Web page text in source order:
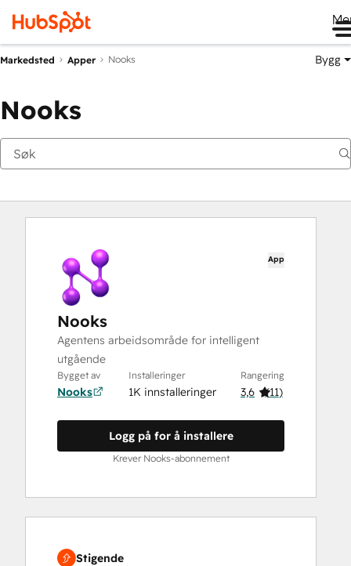
Markedsted Apper Nooks Bygg
Nooks
App
Nooks
Agentens arbeidsområde for intelligent
utgående
Bygget av
Nooks
Installeringer
1K innstalleringer
Rangering
3,6 (11)
Logg på for å installere
Krever Nooks-abonnement
Stigende